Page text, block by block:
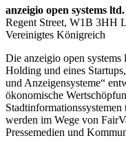
anzeigio open systems
Regent Street, W1B 3HH
Vereinigtes Königreich
Die anzeigio open
Holding und eines
und Anzeigensysteme“
ökonomische
werden im Wege von
Pressemedien und